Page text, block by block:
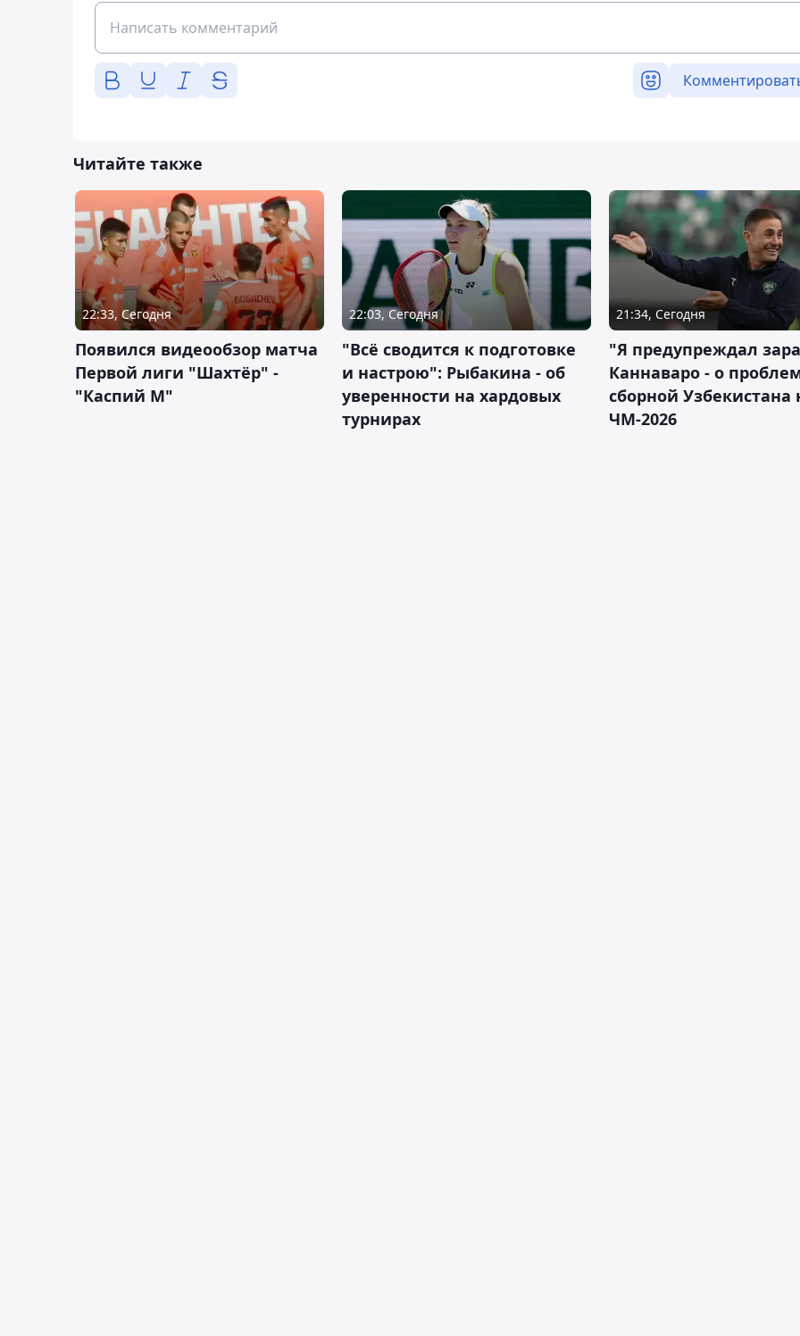
Читайте также
22:33, Сегодня
Появился видеообзор матча
Первой лиги "Шахтёр" -
"Каспий М"
22:03, Сегодня
"Всё сводится к подготовке
и настрою": Рыбакина - об
уверенности на хардовых
турнирах
21:34, Сегодня
"Я предупреждал
Каннаваро - о
сборной Узбекистана
ЧМ-2026